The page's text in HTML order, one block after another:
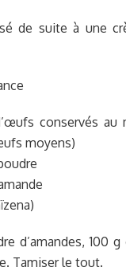
de suite à une
conservés
moyens)
d’amandes, 100
Tamiser le tout.